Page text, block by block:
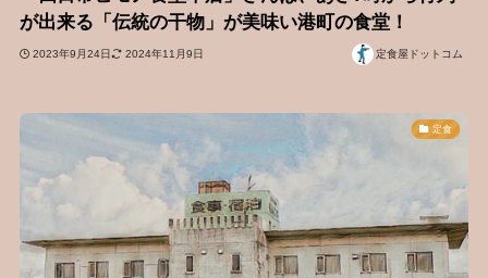
が出来る「伝統の干物」が美味い港町の食堂！
2023年9月24日 2024年11月9日 定食屋ドットコム
定食